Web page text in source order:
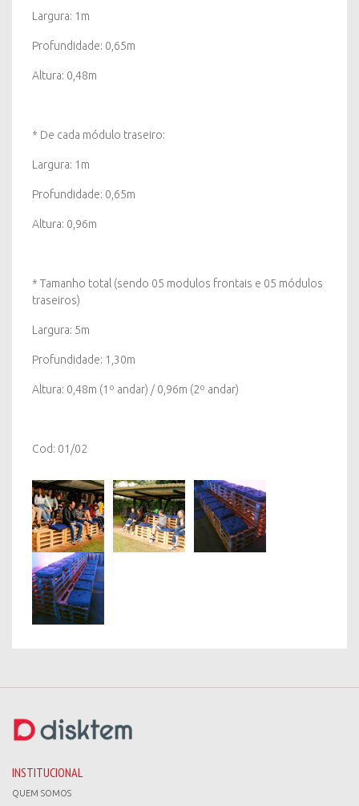
Largura: 1m
Profundidade: 0,65m
Altura: 0,48m
* De cada módulo traseiro:
Largura: 1m
Profundidade: 0,65m
Altura: 0,96m
* Tamanho total (sendo 05 modulos frontais e 05 módulos
traseiros)
Largura: 5m
Profundidade: 1,30m
Altura: 0,48m (1º andar) / 0,96m (2º andar)
Cod: 01/02
INSTITUCIONAL
QUEM SOMOS